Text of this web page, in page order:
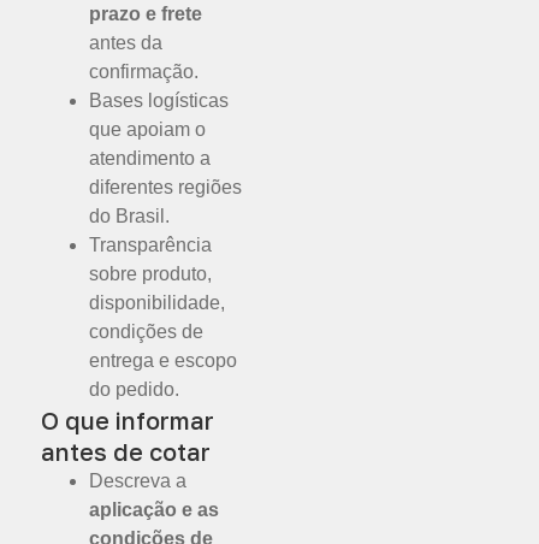
prazo e frete
antes da
confirmação.
Bases logísticas
que apoiam o
atendimento a
diferentes regiões
do Brasil.
Transparência
sobre produto,
disponibilidade,
condições de
entrega e escopo
do pedido.
O que informar
antes de cotar
Descreva a
aplicação e as
condições de